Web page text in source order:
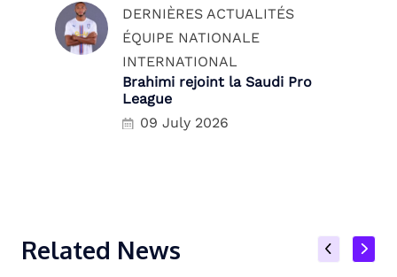
DERNIÈRES ACTUALITÉS
ÉQUIPE NATIONALE
INTERNATIONAL
Brahimi rejoint la Saudi Pro
League
09 July 2026
Related News